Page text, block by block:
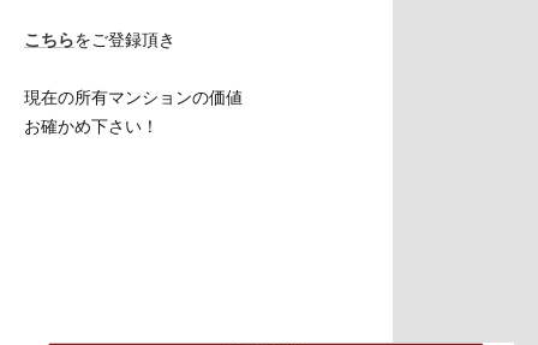
こちらをご登録頂き
現在の所有マンションの価値
お確かめ下さい！